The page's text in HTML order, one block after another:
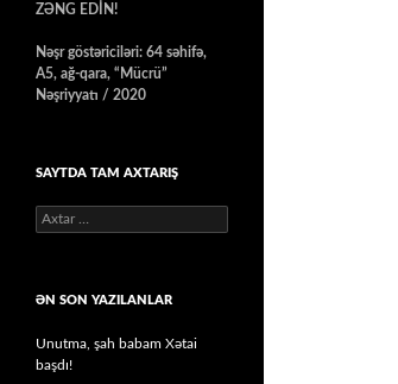
ZƏNG EDİN!
Nəşr göstəriciləri: 64 səhifə,
A5, ağ-qara, “Mücrü”
Nəşriyyatı / 2020
SAYTDA TAM AXTARIŞ
Axtarış:
ƏN SON YAZILANLAR
Unutma, şah babam Xətai
başdı!